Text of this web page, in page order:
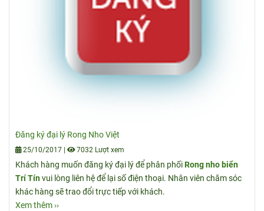
Đăng ký đại lý Rong Nho Việt
25/10/2017 7032 Lượt xem
Khách hàng muốn đăng ký đại lý để phân phốiRong nho biển
Trí Tínvui lòng liên hệ để lại số điện thoại. Nhân viên chăm sóc
khác hàng sẽ trao đổi trực tiếp với khách.
Xem thêm ››